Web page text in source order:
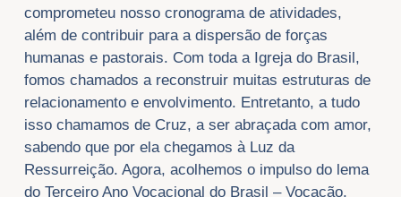
comprometeu nosso cronograma de atividades,
além de contribuir para a dispersão de forças
humanas e pastorais. Com toda a Igreja do Brasil,
fomos chamados a reconstruir muitas estruturas de
relacionamento e envolvimento. Entretanto, a tudo
isso chamamos de Cruz, a ser abraçada com amor,
sabendo que por ela chegamos à Luz da
Ressurreição. Agora, acolhemos o impulso do lema
do Terceiro Ano Vocacional do Brasil – Vocação,